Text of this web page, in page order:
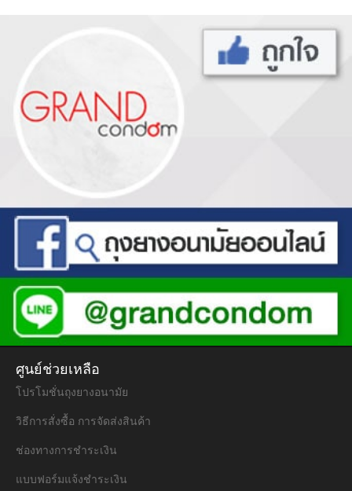
ศูนย์ช่วยเหลือ
โปรโมชั่นถุงยางอนามัย
วิธีการสั่งซื้อ การจัดส่งสินค้า
ช่องทางการชำระเงิน
แบบฟอร์มแจ้งชำระเงิน